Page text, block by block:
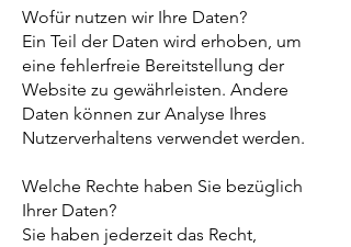
Wofür nutzen wir Ihre Daten?
Ein Teil der Daten wird erhoben, um
eine fehlerfreie Bereitstellung der
Website zu gewährleisten. Andere
Daten können zur Analyse Ihres
Nutzerverhaltens verwendet werden.
Welche Rechte haben Sie bezüglich
Ihrer Daten?
Sie haben jederzeit das Recht,